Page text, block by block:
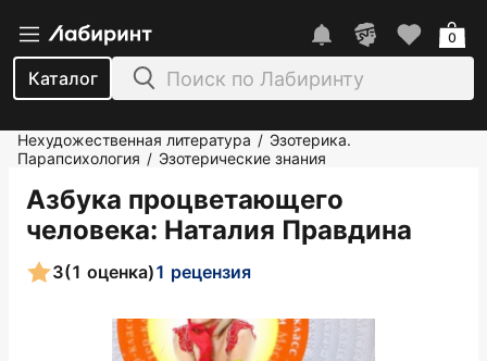
Каталог
0
Нехудожественная литература / Эзотерика.
Парапсихология / Эзотерические знания
Азбука процветающего
человека: Наталия Правдина
3(1 оценка)1 рецензия